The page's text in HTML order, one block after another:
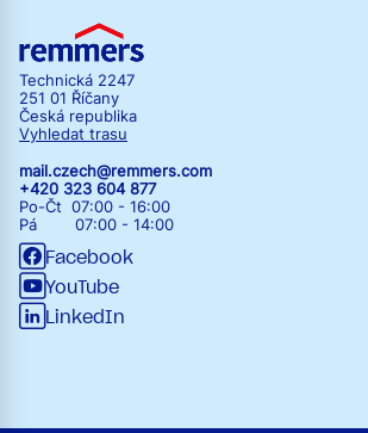
Technická 2247
251 01 Říčany
Česká republika
Vyhledat trasu
mail.czech@remmers.com
+420 323 604 877
Po-Čt 07:00 - 16:00
Pá 07:00 - 14:00
Facebook
YouTube
LinkedIn